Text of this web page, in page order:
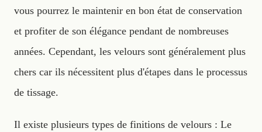
vous pourrez le maintenir en bon état de conservation
et profiter de son élégance pendant de nombreuses
années. Cependant, les velours sont généralement plus
chers car ils nécessitent plus d'étapes dans le processus
de tissage.
Il existe plusieurs types de finitions de velours : Le